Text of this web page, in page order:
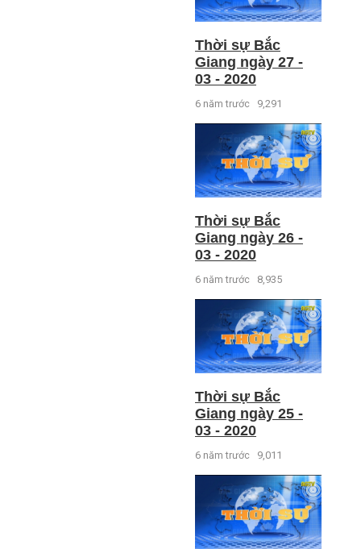
Thời sự Bắc
Giang ngày 27 -
03 - 2020
6 năm trước 9,291
Thời sự Bắc
Giang ngày 26 -
03 - 2020
6 năm trước 8,935
Thời sự Bắc
Giang ngày 25 -
03 - 2020
6 năm trước 9,011